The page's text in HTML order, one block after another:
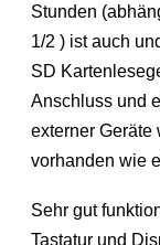
Stunden
1/2 ) ist auch
SD
Anschluss und
externer Geräte
vorhanden wie
Sehr gut
Tastatur und